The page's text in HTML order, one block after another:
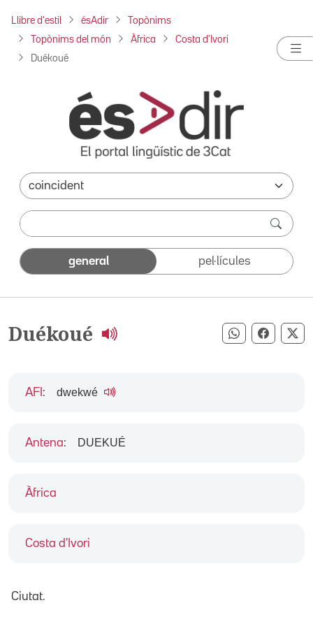
Llibre d'estil ésAdir Topònims
Topònims del món Àfrica Costa d'Ivori
Duékoué
general pel·lícules
Duékoué Compartir
Àfrica
Costa d'Ivori
AFI : dwekwé
Antena: DUEKUÉ
Ciutat.